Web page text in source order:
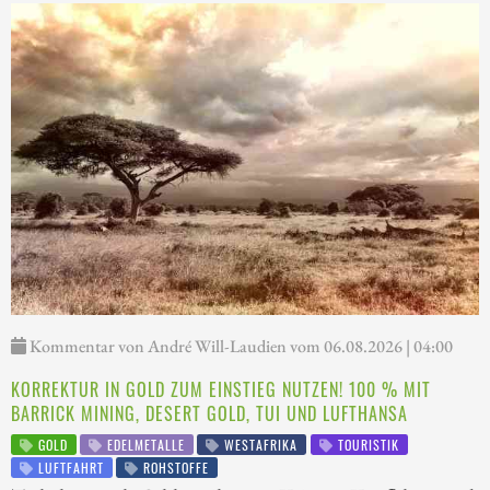
Kommentar von André Will-Laudien vom 06.08.2026 | 04:00
KORREKTUR IN GOLD ZUM EINSTIEG NUTZEN! 100 % MIT
BARRICK MINING, DESERT GOLD, TUI UND LUFTHANSA
GOLD EDELMETALLE WESTAFRIKA
TOURISTIK
LUFTFAHRT
ROHSTOFFE